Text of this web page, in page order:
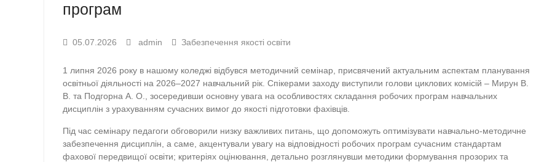
програм
05.07.2026 admin Забезпечення якості освіти
1 липня 2026 року в нашому коледжі відбувся методичний семінар, присвячений актуальним аспектам планування
освітньої діяльності на 2026–2027 навчальний рік. Спікерами заходу виступили голови циклових комісій – Мирун В.
В. та Подгорна А. О., зосередивши основну увага на особливостях складання робочих програм навчальних
дисциплін з урахуванням сучасних вимог до якості підготовки фахівців.
Під час семінару педагоги обговорили низку важливих питань, що допоможуть оптимізувати навчально-методичне
забезпечення дисциплін, а саме, акцентували увагу на відповідності робочих програм сучасним стандартам
фахової передвищої освіти; критеріях оцінювання, детально розглянувши методики формування прозорих та